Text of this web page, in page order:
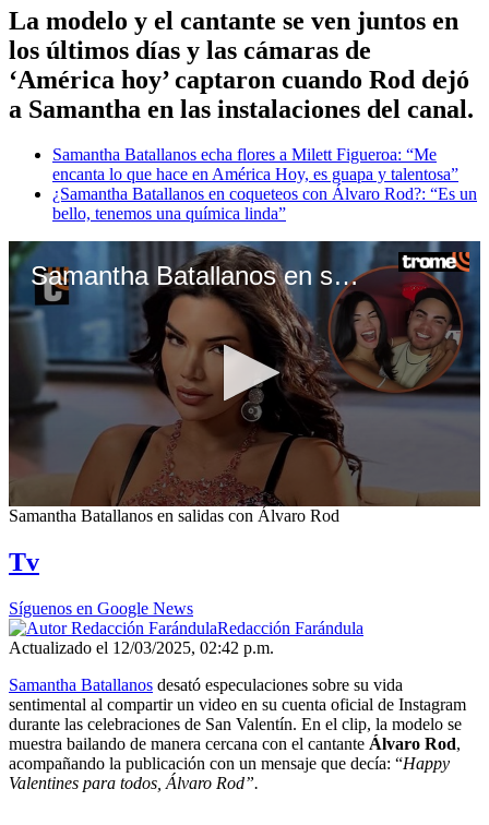
La modelo y el cantante se ven juntos en
los últimos días y las cámaras de
‘América hoy’ captaron cuando Rod dejó
a Samantha en las instalaciones del canal.
Samantha Batallanos echa flores a Milett Figueroa: “Me
encanta lo que hace en América Hoy, es guapa y talentosa”
¿Samantha Batallanos en coqueteos con Álvaro Rod?: “Es un
bello, tenemos una química linda”
Samantha Batallanos en salidas con Álvaro Rod
0
of
3
0
Samantha Batallanos en salidas con Álvaro Rod
Tv
Síguenos en Google News
Redacción Farándula
Actualizado el 12/03/2025, 02:42 p.m.
Samantha Batallanos desató especulaciones sobre su vida
sentimental al compartir un video en su cuenta oficial de Instagram
durante las celebraciones de San Valentín. En el clip, la modelo se
muestra bailando de manera cercana con el cantante Álvaro Rod,
acompañando la publicación con un mensaje que decía: “Happy
Valentines para todos, Álvaro Rod”.